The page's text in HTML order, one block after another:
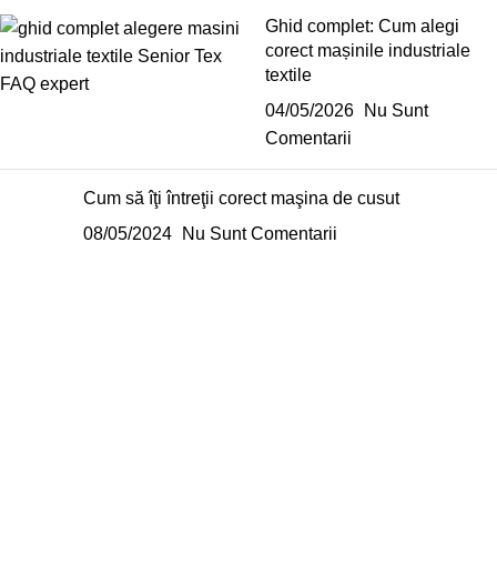
Ghid complet: Cum alegi
corect mașinile industriale
textile
04/05/2026
Nu Sunt
Comentarii
Cum să îţi întreţii corect maşina de cusut
08/05/2024
Nu Sunt Comentarii